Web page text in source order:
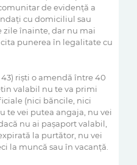
de evidenţă a
cu domiciliul sau
zile înainte, dar nu mai
punerea în legalitate cu
43) riști o amendă între 40
valabil nu te va primi
(nici băncile, nici
te vei putea angaja, nu vei
nu ai pașaport valabil,
la purtător, nu vei
la muncă sau în vacanță.